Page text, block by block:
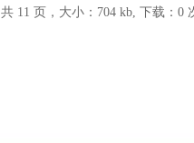
共 11 页，大小：704 kb, 下载：0